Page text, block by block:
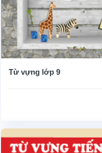
Từ vựng lớp 9